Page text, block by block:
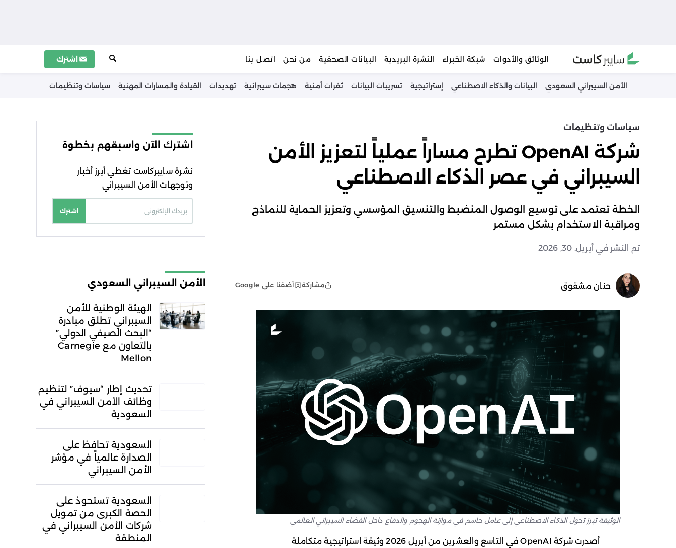
الوثائق والأدوات شبكة الخبراء النشرة البريدية البيانات الصحفية من نحن اتصل بنا اشترك يبحث
الأمن السيبراني السعودي البيانات والذكاء الاصطناعي إستراتيجية تسريبات البيانات ثغرات أمنية هجمات سيبرانية تهديدات القيادة والمسارات المهنية سياسات وتنظيمات
سياسات وتنظيمات
شركة OpenAI تطرح مساراً عملياً لتعزيز الأمن
السيبراني في عصر الذكاء الاصطناعي
الخطة تعتمد على توسيع الوصول المنضبط والتنسيق المؤسسي وتعزيز الحماية للنماذج
ومراقبة الاستخدام بشكل مستمر
تم النشر في أبريل. 30, 2026
حنان مشقوق مشاركة أضفنا على Google
الوثيقة تبرز تحول الذكاء الاصطناعي إلى عامل حاسم في موازنة الهجوم والدفاع داخل الفضاء السيبراني العالمي
أصدرت شركة OpenAI في التاسع والعشرين من أبريل 2026 وثيقة استراتيجية متكاملة
اشترك الآن واسبقهم بخطوة
نشرة سايبركاست تغطي أبرز أخبار
وتوجهات الأمن السيبراني
اشترك
الخصوصية
الأمن السيبراني السعودي
الهيئة الوطنية للأمن
السيبراني تطلق مبادرة
“البحث الصيفي الدولي”
بالتعاون مع Carnegie
Mellon
تحديث إطار “سيوف” لتنظيم
وظائف الأمن السيبراني في
السعودية
السعودية تحافظ على
الصدارة عالمياً في مؤشر
الأمن السيبراني
السعودية تستحوذ على
الحصة الكبرى من تمويل
شركات الأمن السيبراني في
المنطقة